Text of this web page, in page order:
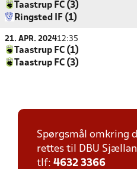
Taastrup FC (3)
Ringsted IF (1)
21. APR. 202412:35
Taastrup FC (1)
Taastrup FC (3)
Spørgsmål omkring
rettes til DBU
tlf: 4632 3366